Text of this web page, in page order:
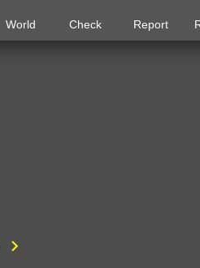
World Check Report